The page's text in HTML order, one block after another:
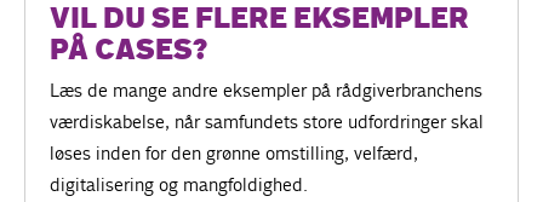
VIL DU SE FLERE EKSEMPLER
PÅ CASES?
Læs de mange andre eksempler på rådgiverbranchens
værdiskabelse, når samfundets store udfordringer skal
løses inden for den grønne omstilling, velfærd,
digitalisering og mangfoldighed.